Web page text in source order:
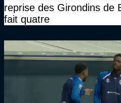
reprise des Girondins de
fait quatre